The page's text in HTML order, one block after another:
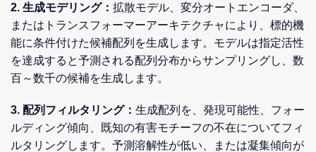
2. 生成モデリング： 拡散モデル、変分オートエンコーダ、
またはトランスフォーマーアーキテクチャにより、標的機
能に条件付けた候補配列を生成します。モデルは指定活性
を達成すると予測される配列分布からサンプリングし、数
百～数千の候補を生成します。
3. 配列フィルタリング： 生成配列を、発現可能性、フォー
ルディング傾向、既知の有害モチーフの不在についてフィ
ルタリングします。予測溶解性が低い、または凝集傾向が